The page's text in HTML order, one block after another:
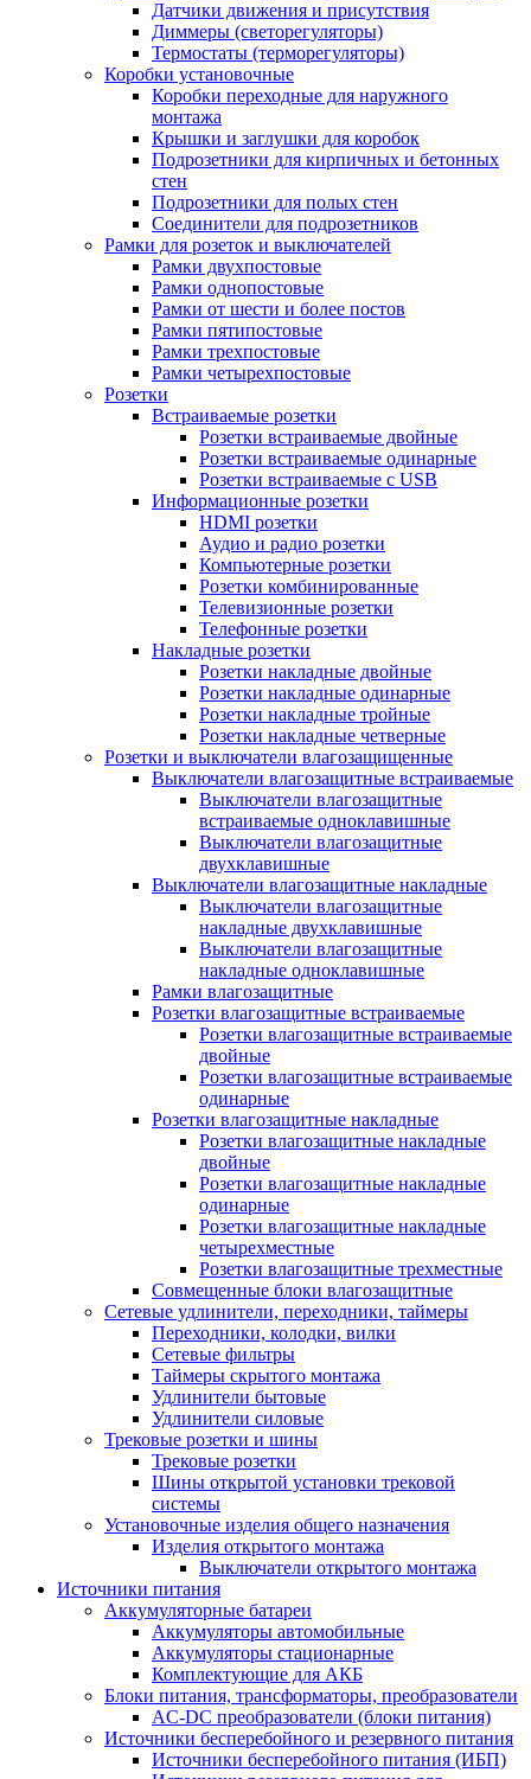
Датчики движения и присутствия
Диммеры (светорегуляторы)
Термостаты (терморегуляторы)
Коробки установочные
Коробки переходные для наружного
монтажа
Крышки и заглушки для коробок
Подрозетники для кирпичных и бетонных
стен
Подрозетники для полых стен
Соединители для подрозетников
Рамки для розеток и выключателей
Рамки двухпостовые
Рамки однопостовые
Рамки от шести и более постов
Рамки пятипостовые
Рамки трехпостовые
Рамки четырехпостовые
Розетки
Встраиваемые розетки
Розетки встраиваемые двойные
Розетки встраиваемые одинарные
Розетки встраиваемые с USB
Информационные розетки
HDMI розетки
Аудио и радио розетки
Компьютерные розетки
Розетки комбинированные
Телевизионные розетки
Телефонные розетки
Накладные розетки
Розетки накладные двойные
Розетки накладные одинарные
Розетки накладные тройные
Розетки накладные четверные
Розетки и выключатели влагозащищенные
Выключатели влагозащитные встраиваемые
Выключатели влагозащитные
встраиваемые одноклавишные
Выключатели влагозащитные
двухклавишные
Выключатели влагозащитные накладные
Выключатели влагозащитные
накладные двухклавишные
Выключатели влагозащитные
накладные одноклавишные
Рамки влагозащитные
Розетки влагозащитные встраиваемые
Розетки влагозащитные встраиваемые
двойные
Розетки влагозащитные встраиваемые
одинарные
Розетки влагозащитные накладные
Розетки влагозащитные накладные
двойные
Розетки влагозащитные накладные
одинарные
Розетки влагозащитные накладные
четырехместные
Розетки влагозащитные трехместные
Совмещенные блоки влагозащитные
Сетевые удлинители, переходники, таймеры
Переходники, колодки, вилки
Сетевые фильтры
Таймеры скрытого монтажа
Удлинители бытовые
Удлинители силовые
Трековые розетки и шины
Трековые розетки
Шины открытой установки трековой
системы
Установочные изделия общего назначения
Изделия открытого монтажа
Выключатели открытого монтажа
Источники питания
Аккумуляторные батареи
Аккумуляторы автомобильные
Аккумуляторы стационарные
Комплектующие для АКБ
Блоки питания, трансформаторы, преобразователи
AC-DC преобразователи (блоки питания)
Источники бесперебойного и резервного питания
Источники бесперебойного питания (ИБП)